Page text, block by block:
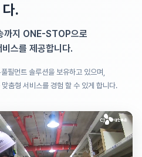
다.
까지 ONE-STOP으로
스를 제공합니다.
필먼트 솔루션을 보유하고 있으며,
춤형 서비스를 경험 할 수 있게 합니다.